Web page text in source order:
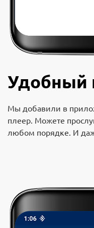
Удобный
Мы добавили в
плеер. Можете
любом порядке. И